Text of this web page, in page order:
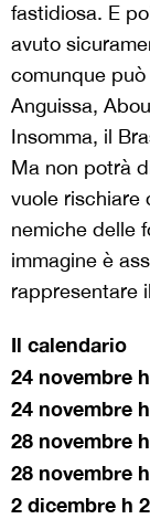
fastidiosa. E
avuto
comunque
Anguissa,
Insomma, il
Ma non potrà
vuole rischiare
nemiche delle
immagine è
rappresentare
Il calendario
24 novembre
24 novembre
28 novembre
28 novembre
2 dicembre h